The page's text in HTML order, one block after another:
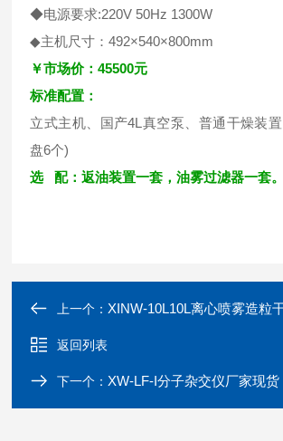
◆电源要求:220V 50Hz 1300W
◆主机尺寸：492×540×800mm
￥市场价：45500元
标准配置：
立式主机、国产4L真空泵、普通干燥装
盘6个)
选 配：返油装置一套，油雾过滤器一套。
上一个：XINW-10L10L离心喷雾造粒
返回列表
下一个：XW-LF-I分子杂交仪厂家现货